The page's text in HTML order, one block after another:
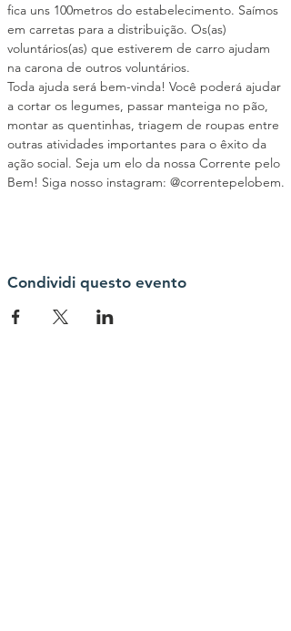
fica uns 100metros do estabelecimento. Saímos
em carretas para a distribuição. Os(as)
voluntários(as) que estiverem de carro ajudam
na carona de outros voluntários.
Toda ajuda será bem-vinda! Você poderá ajudar
a cortar os legumes, passar manteiga no pão,
montar as quentinhas, triagem de roupas entre
outras atividades importantes para o êxito da
ação social. Seja um elo da nossa Corrente pelo
Bem! Siga nosso instagram: @correntepelobem.
Condividi questo evento